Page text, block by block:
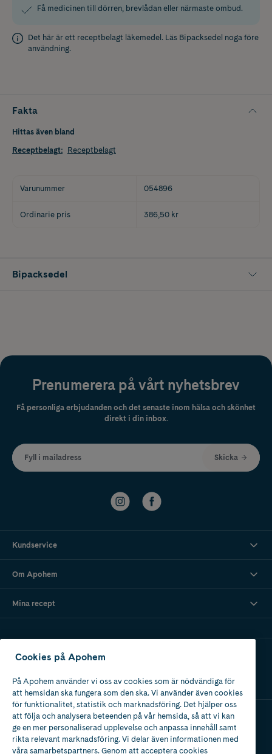
Få medicinen till dörren, brevlådan eller närmaste ombud.
Det här är ett receptbelagt läkemedel. Läs Bipacksedel noga före
användning.
Fakta
Hittas även bland
Receptbelagt: Receptbelagt
Varunummer 054896
Ordinarie pris 386,50 kr
Bipacksedel
Prenumerera på vårt nyhetsbrev
Få personliga erbjudanden och det senaste inom hälsa och skönhet
direkt i din inbox.
Fyll i mailadress Skicka
Kundservice
Om Apohem
Mina recept
Ladda ner vår app
Apotek med tillstånd
av Läkemedelsverket
Cookies på Apohem
På Apohem använder vi oss av cookies som är nödvändiga för
att hemsidan ska fungera som den ska. Vi använder även cookies
för funktionalitet, statistik och marknadsföring. Det hjälper oss
att följa och analysera beteenden på vår hemsida, så att vi kan
ge en mer personaliserad upplevelse och anpassa innehåll samt
rikta relevant marknadsföring. Vi delar även informationen med
våra samarbetspartners. Genom att acceptera cookies